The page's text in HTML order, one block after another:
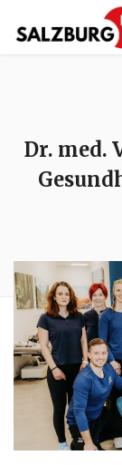
Dr. med.